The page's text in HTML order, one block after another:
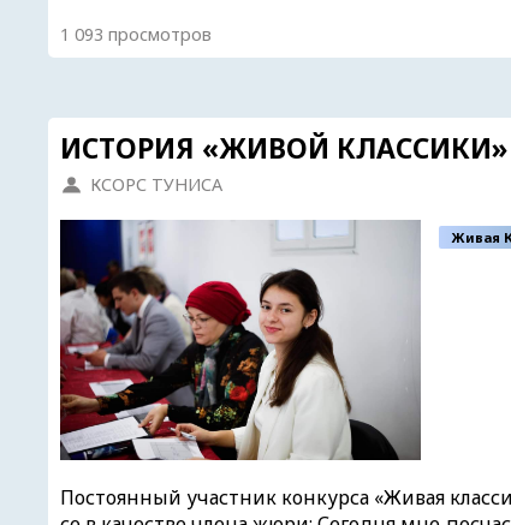
1 093 просмотров
ИСТОРИЯ «ЖИВОЙ КЛАССИКИ»
КСОРС ТУНИСА
Живая
Постоянный участник конкурса «Живая